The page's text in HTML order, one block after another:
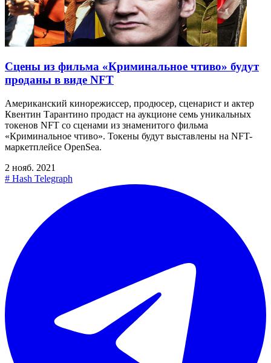
Сцены из фильма «Криминальное чтиво» будут
проданы в виде NFT
Американский кинорежиссер, продюсер, сценарист и актер
Квентин Тарантино продаст на аукционе семь уникальных
токенов NFT со сценами из знаменитого фильма
«Криминальное чтиво». Токены будут выставлены на NFT-
маркетплейсе OpenSea.
2 нояб. 2021
# Hash Telegraph